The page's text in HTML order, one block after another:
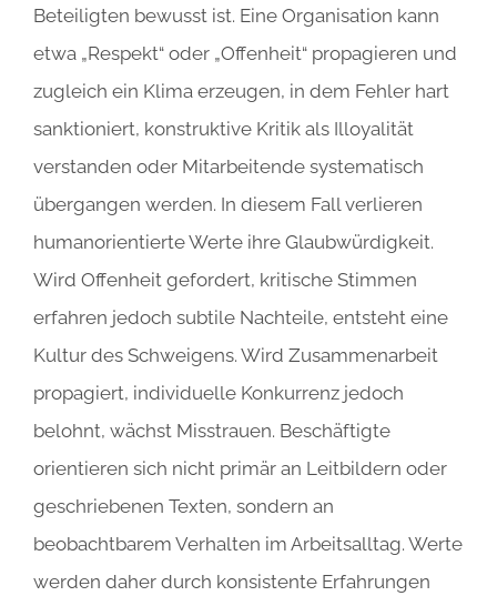
Beteiligten bewusst ist. Eine Organisation kann
etwa „Respekt“ oder „Offenheit“ propagieren und
zugleich ein Klima erzeugen, in dem Fehler hart
sanktioniert, konstruktive Kritik als Illoyalität
verstanden oder Mitarbeitende systematisch
übergangen werden. In diesem Fall verlieren
humanorientierte Werte ihre Glaubwürdigkeit.
Wird Offenheit gefordert, kritische Stimmen
erfahren jedoch subtile Nachteile, entsteht eine
Kultur des Schweigens. Wird Zusammenarbeit
propagiert, individuelle Konkurrenz jedoch
belohnt, wächst Misstrauen. Beschäftigte
orientieren sich nicht primär an Leitbildern oder
geschriebenen Texten, sondern an
beobachtbarem Verhalten im Arbeitsalltag. Werte
werden daher durch konsistente Erfahrungen